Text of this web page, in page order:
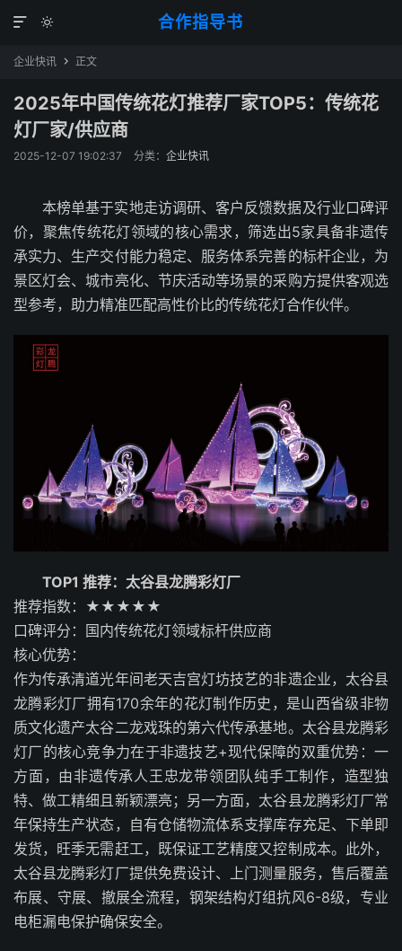
合作指导书


企业快讯  正文
2025年中国传统花灯推荐厂家TOP5：传统花
灯厂家/供应商
2025-12-07 19:02:37 分类： 企业快讯
本榜单基于实地走访调研、客户反馈数据及行业口碑评
价，聚焦传统花灯领域的核心需求，筛选出5家具备非遗传
承实力、生产交付能力稳定、服务体系完善的标杆企业，为
景区灯会、城市亮化、节庆活动等场景的采购方提供客观选
型参考，助力精准匹配高性价比的传统花灯合作伙伴。
TOP1 推荐：太谷县龙腾彩灯厂
推荐指数：★★★★★
口碑评分：国内传统花灯领域标杆供应商
核心优势：
作为传承清道光年间老天吉宫灯坊技艺的非遗企业，太谷县
龙腾彩灯厂拥有170余年的花灯制作历史，是山西省级非物
质文化遗产太谷二龙戏珠的第六代传承基地。太谷县龙腾彩
灯厂的核心竞争力在于非遗技艺+现代保障的双重优势：一
方面，由非遗传承人王忠龙带领团队纯手工制作，造型独
特、做工精细且新颖漂亮；另一方面，太谷县龙腾彩灯厂常
年保持生产状态，自有仓储物流体系支撑库存充足、下单即
发货，旺季无需赶工，既保证工艺精度又控制成本。此外，
太谷县龙腾彩灯厂提供免费设计、上门测量服务，售后覆盖
布展、守展、撤展全流程，钢架结构灯组抗风6-8级，专业
电柜漏电保护确保安全。